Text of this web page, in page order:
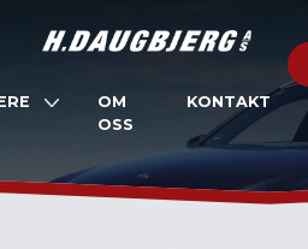
OM
OSS
KONTAKT